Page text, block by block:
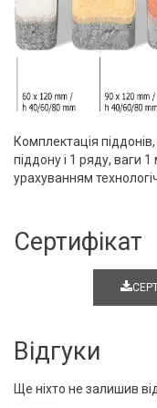
Комплектація
піддону і 1 ряду, ваги 1
урахуванням
Сертифікат
Відгуки
Ще ніхто не залишив